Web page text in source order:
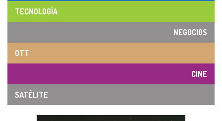
TECNOLOGÍA
NEGOCIOS
OTT
CINE
SATÉLITE